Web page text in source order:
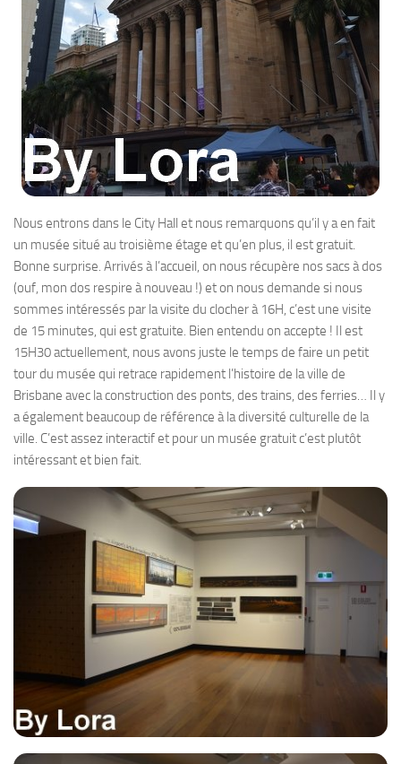
Nous entrons dans le City Hall et nous remarquons qu’il y a en fait
un musée situé au troisième étage et qu’en plus, il est gratuit.
Bonne surprise. Arrivés à l’accueil, on nous récupère nos sacs à dos
(ouf, mon dos respire à nouveau !) et on nous demande si nous
sommes intéressés par la visite du clocher à 16H, c’est une visite
de 15 minutes, qui est gratuite. Bien entendu on accepte ! Il est
15H30 actuellement, nous avons juste le temps de faire un petit
tour du musée qui retrace rapidement l’histoire de la ville de
Brisbane avec la construction des ponts, des trains, des ferries… Il y
a également beaucoup de référence à la diversité culturelle de la
ville. C’est assez interactif et pour un musée gratuit c’est plutôt
intéressant et bien fait.